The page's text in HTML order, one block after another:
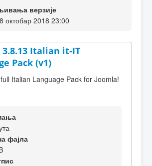
верзије
октобар 2018 23:00
3.8.13 Italian it-IT
Pack (v1)
Italian Language Pack for Joomla!
фајла